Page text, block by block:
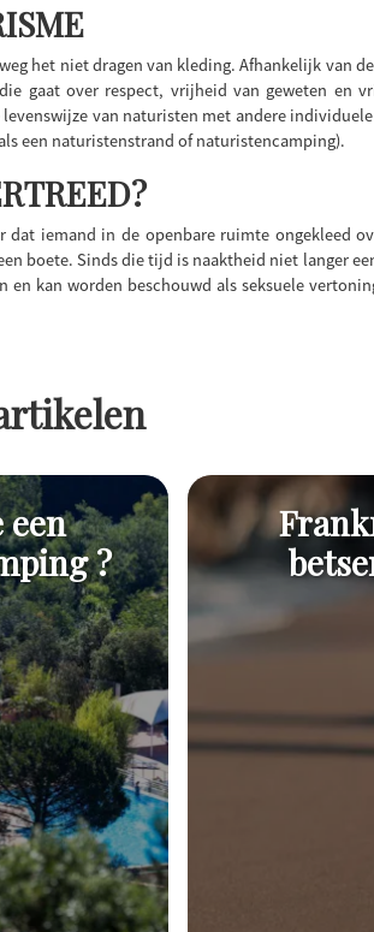
het niet dragen van kleding. Afhankelijk van
gaat over respect, vrijheid van geweten en
van naturisten met andere
een naturistenstrand of naturistencamping).
dat iemand in de openbare ruimte ongekleed
boete. Sinds die tijd is naaktheid niet langer
kan worden beschouwd als seksuele
een
?